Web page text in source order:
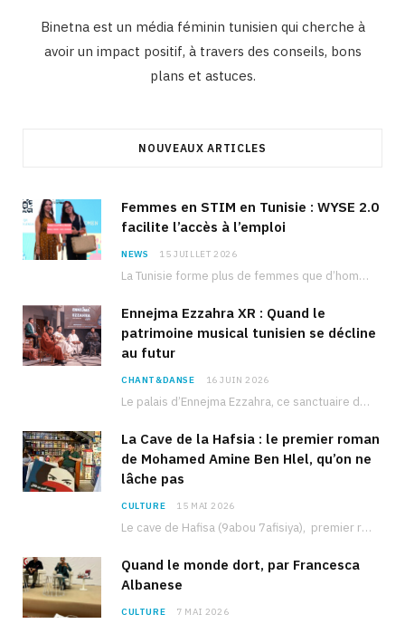
Binetna est un média féminin tunisien qui cherche à
avoir un impact positif, à travers des conseils, bons
plans et astuces.
NOUVEAUX ARTICLES
Femmes en STIM en Tunisie : WYSE 2.0
facilite l’accès à l’emploi
NEWS 15 JUILLET 2026
La Tunisie forme plus de femmes que d’hommes dans les filières scientifiques. Pourtant, pour beaucoup…
Ennejma Ezzahra XR : Quand le
patrimoine musical tunisien se décline
au futur
CHANT&DANSE 16 JUIN 2026
Le palais d’Ennejma Ezzahra, ce sanctuaire de la musique tunisienne et méditerranéenne construit par le…
La Cave de la Hafsia : le premier roman
de Mohamed Amine Ben Hlel, qu’on ne
lâche pas
CULTURE 15 MAI 2026
Le cave de Hafisa (9abou 7afisiya), premier roman du journaliste tunisien Mohamed Amine Ben Hlel,…
Quand le monde dort, par Francesca
Albanese
CULTURE 7 MAI 2026